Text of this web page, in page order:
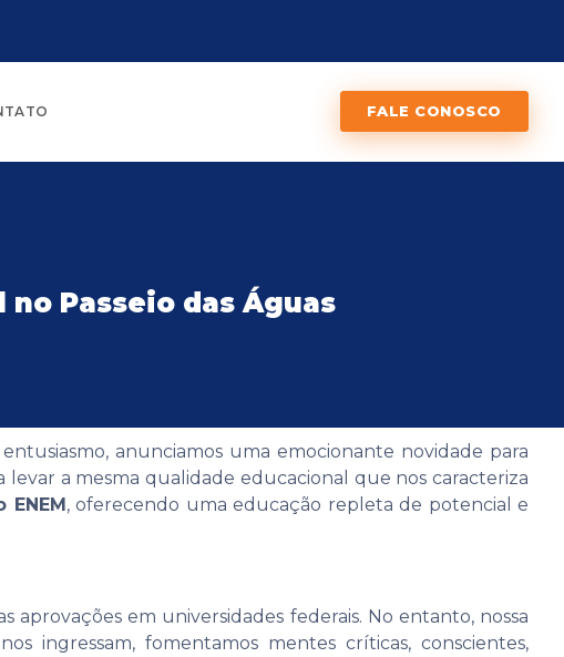
FALE CONOSCO
Passeio das Águas
anunciamos uma emocionante novidade para
levar a mesma qualidade educacional que nos caracteriza
ENEM, oferecendo uma educação repleta de potencial e
em universidades federais. No entanto, nossa
ingressam, fomentamos mentes críticas, conscientes,